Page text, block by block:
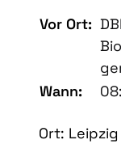
Vor Ort:
Wann:
Ort: Leipzig